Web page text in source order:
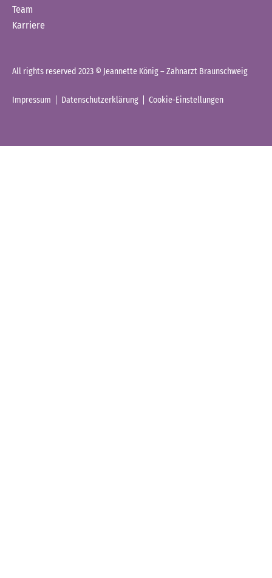
Team
Karriere
All rights reserved 2023 © Jeannette König – Zahnarzt Braunschweig
Impressum Datenschutzerklärung Cookie-Einstellungen